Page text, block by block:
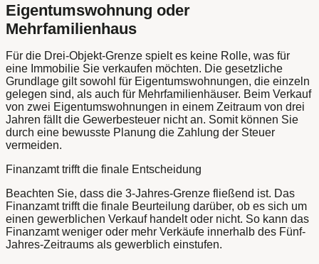
Eigentumswohnung oder
Mehrfamilienhaus
Für die Drei-Objekt-Grenze spielt es keine Rolle, was für
eine Immobilie Sie verkaufen möchten. Die gesetzliche
Grundlage gilt sowohl für Eigentumswohnungen, die einzeln
gelegen sind, als auch für Mehrfamilienhäuser. Beim Verkauf
von zwei Eigentumswohnungen in einem Zeitraum von drei
Jahren fällt die Gewerbesteuer nicht an. Somit können Sie
durch eine bewusste Planung die Zahlung der Steuer
vermeiden.
Finanzamt trifft die finale Entscheidung
Beachten Sie, dass die 3-Jahres-Grenze fließend ist. Das
Finanzamt trifft die finale Beurteilung darüber, ob es sich um
einen gewerblichen Verkauf handelt oder nicht. So kann das
Finanzamt weniger oder mehr Verkäufe innerhalb des Fünf-
Jahres-Zeitraums als gewerblich einstufen.